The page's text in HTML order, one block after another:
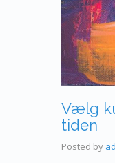
Vælg
tiden
Posted by